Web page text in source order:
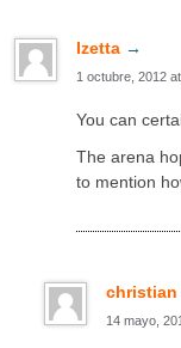
Izetta →
1 octubre, 2012
You can
Thе arena
to mention
14 mayo,